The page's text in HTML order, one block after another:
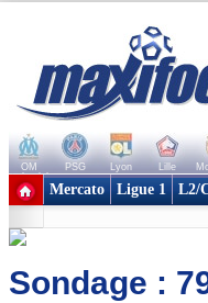
OM PSG Lyon Lille
+ de clubs
Mercato Ligue 1 L2/
Sondage :